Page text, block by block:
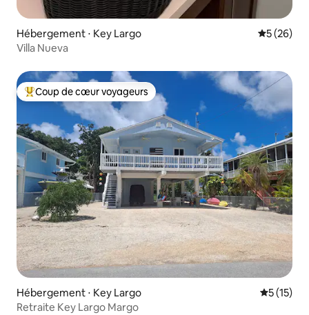
Hébergement ⋅ Key Largo
5 (26)
Villa Nueva
Coups de cœur voyageurs les plus appréciés
Coup de cœur voyageurs
Hébergement ⋅ Key Largo
5 (15)
Retraite Key Largo Margo